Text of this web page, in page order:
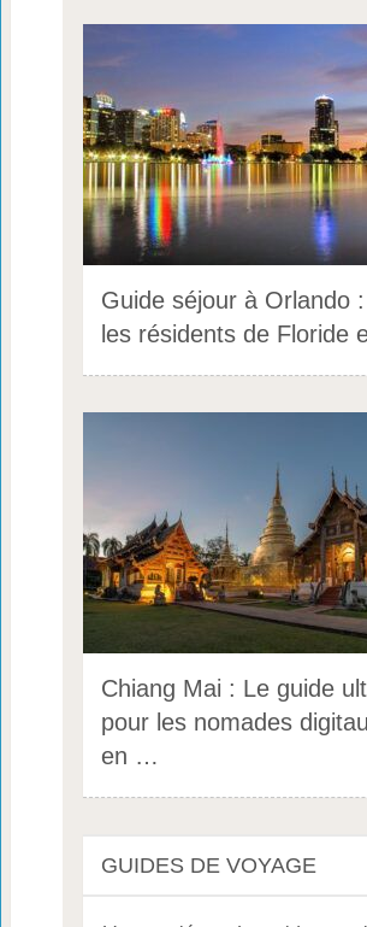
Guide séjour à Orlando
les résidents de Floride
Chiang Mai : Le guide
pour les nomades
en …
GUIDES DE VOYAGE